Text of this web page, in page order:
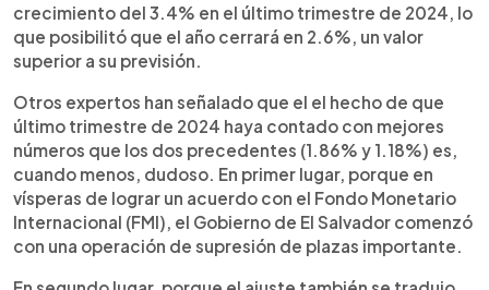
crecimiento del 3.4% en el último trimestre de 2024, lo
que posibilitó que el año cerrará en 2.6%, un valor
superior a su previsión.
Otros expertos han señalado que el el hecho de que
último trimestre de 2024 haya contado con mejores
números que los dos precedentes (1.86% y 1.18%) es,
cuando menos, dudoso. En primer lugar, porque en
vísperas de lograr un acuerdo con el Fondo Monetario
Internacional (FMI), el Gobierno de El Salvador comenzó
con una operación de supresión de plazas importante.